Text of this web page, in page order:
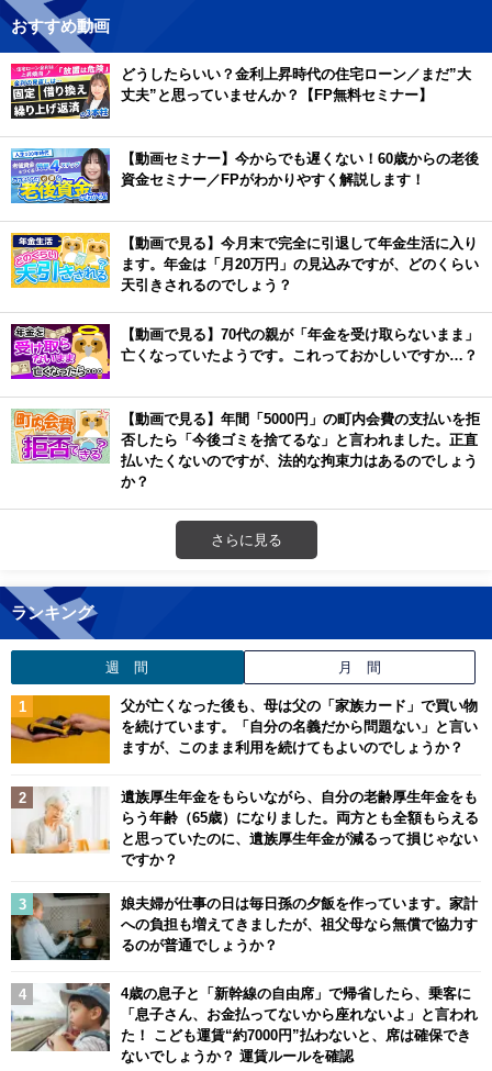
おすすめ動画
どうしたらいい？金利上昇時代の住宅ローン／まだ”大
丈夫”と思っていませんか？【FP無料セミナー】
【動画セミナー】今からでも遅くない！60歳からの老後
資金セミナー／FPがわかりやすく解説します！
【動画で見る】今月末で完全に引退して年金生活に入り
ます。年金は「月20万円」の見込みですが、どのくらい
天引きされるのでしょう？
【動画で見る】70代の親が「年金を受け取らないまま」
亡くなっていたようです。これっておかしいですか…？
【動画で見る】年間「5000円」の町内会費の支払いを拒
否したら「今後ゴミを捨てるな」と言われました。正直
払いたくないのですが、法的な拘束力はあるのでしょう
か？
さらに見る
ランキング
週 間 月 間
父が亡くなった後も、母は父の「家族カード」で買い物
を続けています。「自分の名義だから問題ない」と言い
ますが、このまま利用を続けてもよいのでしょうか？
遺族厚生年金をもらいながら、自分の老齢厚生年金をも
らう年齢（65歳）になりました。両方とも全額もらえる
と思っていたのに、遺族厚生年金が減るって損じゃない
ですか？
娘夫婦が仕事の日は毎日孫の夕飯を作っています。家計
への負担も増えてきましたが、祖父母なら無償で協力す
るのが普通でしょうか？
4歳の息子と「新幹線の自由席」で帰省したら、乗客に
「息子さん、お金払ってないから座れないよ」と言われ
た！ こども運賃“約7000円”払わないと、席は確保でき
ないでしょうか？ 運賃ルールを確認